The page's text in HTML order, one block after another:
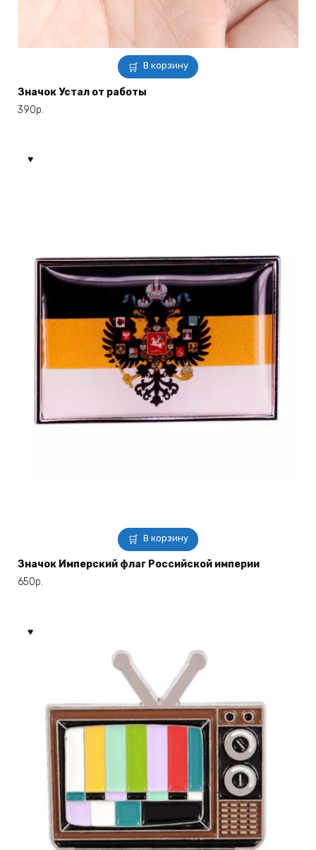
В корзину
Значок Устал от работы
390р.
В корзину
Значок Имперский флаг Российской империи
650р.